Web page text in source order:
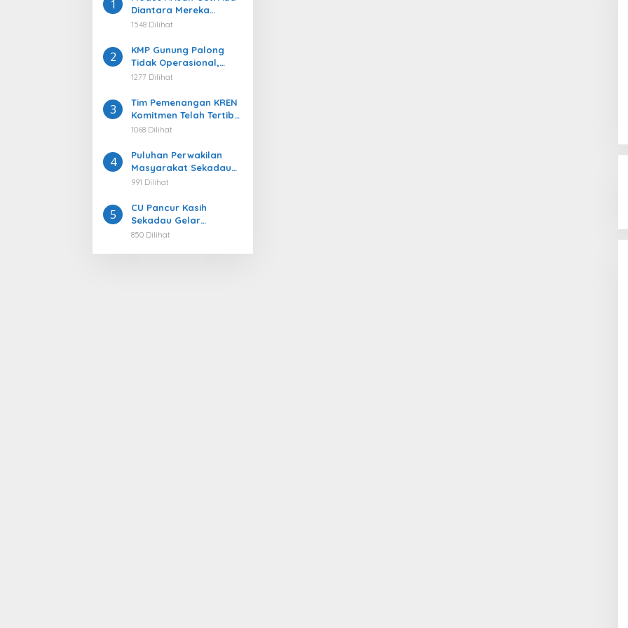
1
Diantara Mereka
Menjadi Korban ada
Sebagai Pelaku
1548 Dilihat
2
KMP Gunung Palong
Tidak Operasional,
Pengaruhi Kelancaran
Kecamatan Belitang
1277 Dilihat
3
Tim Pemenangan KREN
Komitmen Telah Tertib
dan Ikuti Aturan
1068 Dilihat
4
Puluhan Perwakilan
Masyarakat Sekadau
Hulu Adukan
Ntorap ke DPRD, Desak
Penindakan Tegas PETI
991 Dilihat
5
CU Pancur Kasih
Sekadau Gelar
Pendidikan Rutin untuk
850 Dilihat